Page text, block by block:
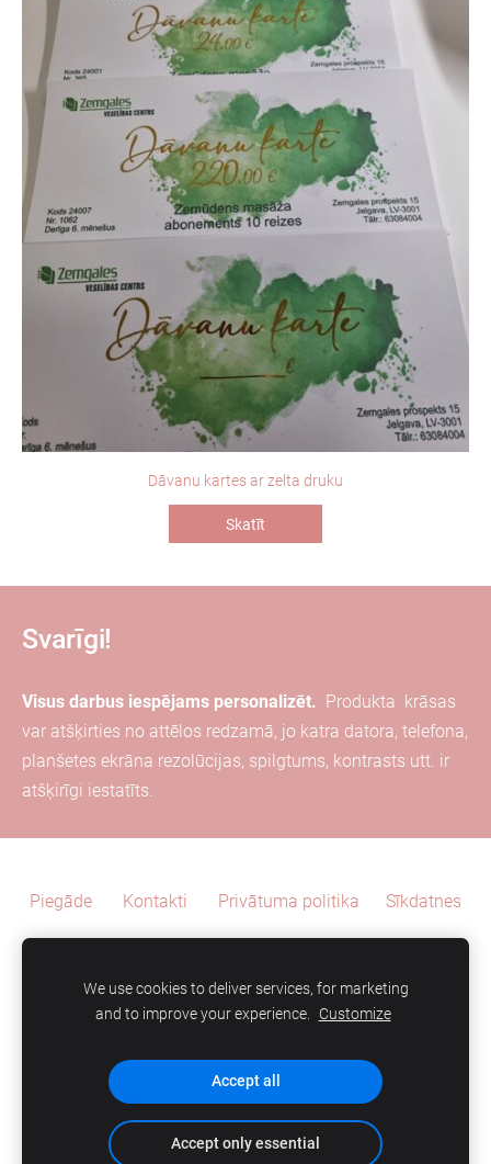
Svarīgi!
Visus darbus iespējams personalizēt. Produkta krāsas
var atšķirties no attēlos redzamā, jo katra datora, telefona,
planšetes ekrāna rezolūcijas, spilgtums, kontrasts utt. ir
atšķirīgi iestatīts.
Dāvanu kartes ar zelta druku
Skatīt
Piegāde Kontakti Privātuma politika Sīkdatnes
SIA "AZ Idejas"
We use cookies to deliver services, for marketing
and to improve your experience. Customize
Accept all
Accept only essential